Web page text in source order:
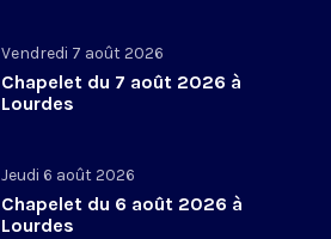
Vendredi 7 août 2026
Chapelet du 7 août 2026 à
Lourdes
Jeudi 6 août 2026
Chapelet du 6 août 2026 à
Lourdes